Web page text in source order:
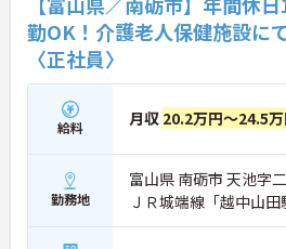
勤OK！介護老人保健施設に
〈正社員〉
給料 月収 20.2万円～24.5
勤務地
富山県 南砺市 天池字
ＪＲ城端線「越中山